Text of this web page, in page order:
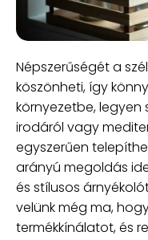
Népszerűségét a
köszönheti, így
környezetbe, legyen
irodáról vagy
egyszerűen
arányú megoldás
és stílusos
velünk még ma,
termékkínálatot, és